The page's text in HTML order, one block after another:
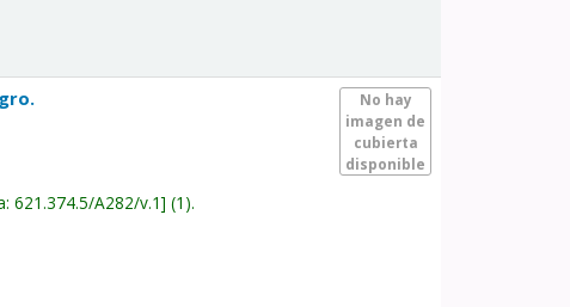
No hay
imagen de
cubierta
disponible
621.374.5/A282/v.1 (1).